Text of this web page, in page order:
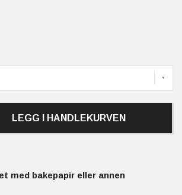
LEGG I HANDLEKURVEN
med bakepapir eller annen